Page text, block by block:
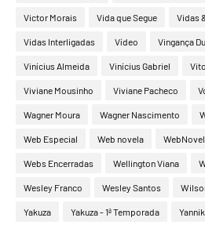
Victor Morais Vida que Segue Vidas
Vidas Interligadas Vídeo Vingança
Vinícius Almeida Vinícius Gabriel
Viviane Mousinho Viviane Pacheco
Wagner Moura Wagner Nascimento
Web Especial Web novela
Webs Encerradas Wellington Viana
Wesley Franco Wesley Santos
Yakuza Yakuza - 1ª Temporada